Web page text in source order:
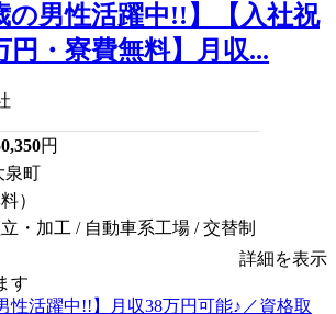
の男性活躍中!!】【入社祝
円・寮費無料】月収...
円
泉町
）
・加工 / 自動車系工場 / 交替制
詳細を表示
す